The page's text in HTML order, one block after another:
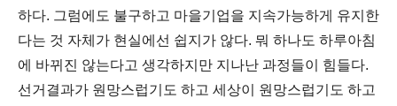
하다. 그럼에도 불구하고 마을기업을 지속가능하게 유지한
다는 것 자체가 현실에선 쉽지가 않다. 뭐 하나도 하루아침
에 바뀌진 않는다고 생각하지만 지나난 과정들이 힘들다.
선거결과가 원망스럽기도 하고 세상이 원망스럽기도 하고